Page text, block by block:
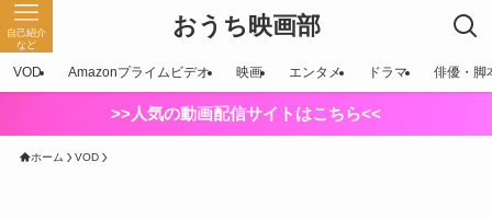
おうち映画部
自己紹介
など
VOD Amazonプライムビデオ 映画 エンタメ ドラマ 俳優・脚
>>人気の動画配信サイトはこちら<<
ホーム VOD